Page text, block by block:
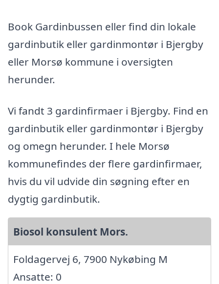
Book Gardinbussen eller find din lokale
gardinbutik eller gardinmontør i Bjergby
eller Morsø kommune i oversigten
herunder.
Vi fandt 3 gardinfirmaer i Bjergby. Find en
gardinbutik eller gardinmontør i Bjergby
og omegn herunder. I hele Morsø
kommunefindes der flere gardinfirmaer,
hvis du vil udvide din søgning efter en
dygtig gardinbutik.
Biosol konsulent Mors.
Foldagervej 6, 7900 Nykøbing M
Ansatte: 0